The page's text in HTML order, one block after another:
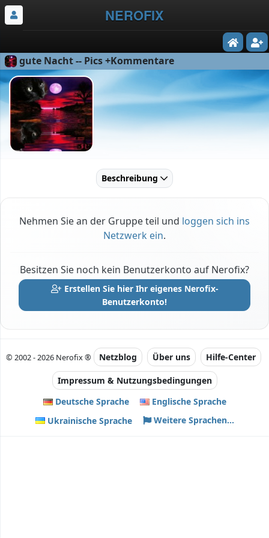
NEROFIX
gute Nacht -- Pics +Kommentare
Beschreibung
Nehmen Sie an der Gruppe teil und loggen sich ins
Netzwerk ein.
Besitzen Sie noch kein Benutzerkonto auf Nerofix?
Erstellen Sie hier Ihr eigenes Nerofix-
Benutzerkonto!
© 2002 - 2026 Nerofix ® Netzblog Über uns Hilfe-Center
Impressum & Nutzungsbedingungen
Deutsche Sprache
Englische Sprache
Ukrainische Sprache
Weitere Sprachen...